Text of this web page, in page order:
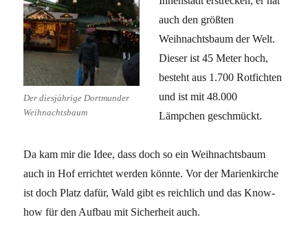
Der diesjährige Dortmunder
Weihnachtsbaum
auch den größten
Weihnachtsbaum der Welt.
Dieser ist 45 Meter hoch,
besteht aus 1.700 Rotfichten
und ist mit 48.000
Lämpchen geschmückt.
Da kam mir die Idee, dass doch so ein Weihnachtsbaum
auch in Hof errichtet werden könnte. Vor der Marienkirche
ist doch Platz dafür, Wald gibt es reichlich und das Know-
how für den Aufbau mit Sicherheit auch.